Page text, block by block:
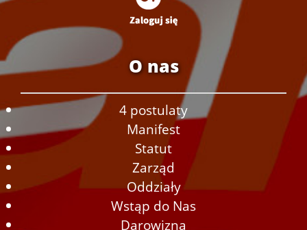
O nas
4 postulaty
Manifest
Statut
Zarząd
Oddziały
Wstąp do Nas
Darowizna